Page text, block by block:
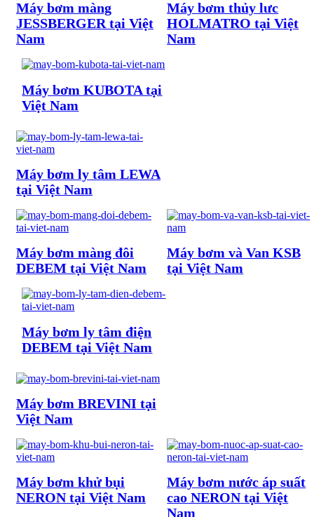
Máy bơm thủy lưc
HOLMATRO tại Việt
Nam
Máy bơm màng
JESSBERGER tại Việt
Nam
Máy bơm KUBOTA tại
Việt Nam
Máy bơm ly tâm LEWA
tại Việt Nam
Máy bơm và Van KSB
tại Việt Nam
Máy bơm màng đôi
DEBEM tại Việt Nam
Máy bơm ly tâm điện
DEBEM tại Việt Nam
Máy bơm BREVINI tại
Việt Nam
Máy bơm nước áp suất
cao NERON tại Việt
Nam
Máy bơm khử bụi
NERON tại Việt Nam